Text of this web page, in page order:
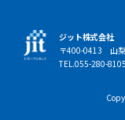
ジット株式会社
〒400-0413 山梨
TEL.055-280-